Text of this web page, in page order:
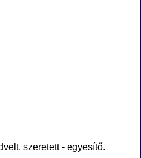
szeretett - egyesítő.